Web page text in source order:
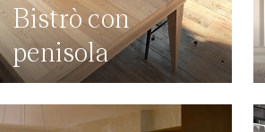
Bistrò con
penisola